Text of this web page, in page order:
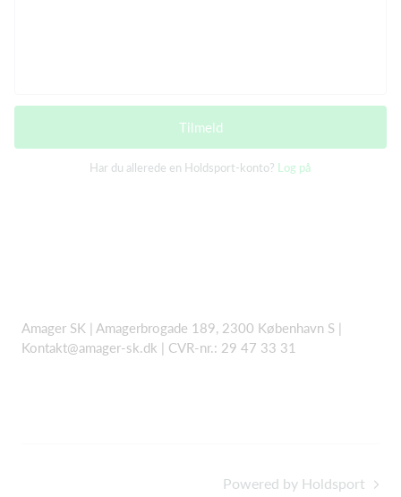
Tilmeld
Har du allerede en Holdsport-konto? Log på
Amager SK | Amagerbrogade 189, 2300 København S |
Kontakt@amager-sk.dk | CVR-nr.: 29 47 33 31
Powered by Holdsport